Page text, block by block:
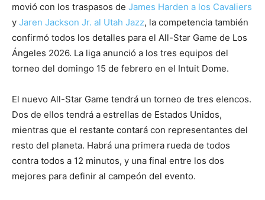
movió con los traspasos de James Harden a los Cavaliers
y Jaren Jackson Jr. al Utah Jazz, la competencia también
confirmó todos los detalles para el All-Star Game de Los
Ángeles 2026. La liga anunció a los tres equipos del
torneo del domingo 15 de febrero en el Intuit Dome.
El nuevo All-Star Game tendrá un torneo de tres elencos.
Dos de ellos tendrá a estrellas de Estados Unidos,
mientras que el restante contará con representantes del
resto del planeta. Habrá una primera rueda de todos
contra todos a 12 minutos, y una final entre los dos
mejores para definir al campeón del evento.